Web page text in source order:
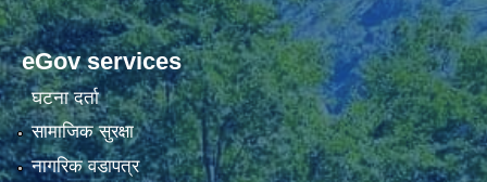
eGov services
घटना दर्ता
सामाजिक सुरक्षा
नागरिक वडापत्र